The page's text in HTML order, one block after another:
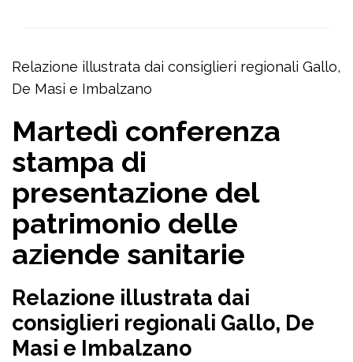
Relazione illustrata dai consiglieri regionali Gallo,
De Masi e Imbalzano
Martedì conferenza
stampa di
presentazione del
patrimonio delle
aziende sanitarie
Relazione illustrata dai
consiglieri regionali Gallo, De
Masi e Imbalzano